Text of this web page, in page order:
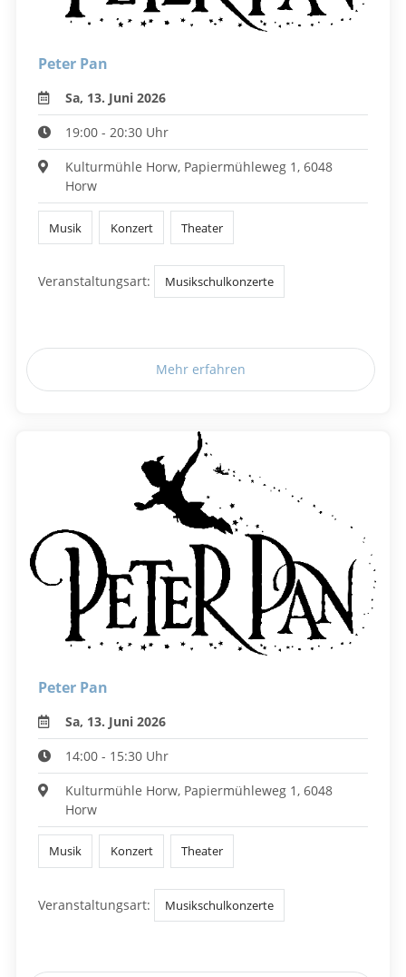
Peter Pan
Sa, 13. Juni 2026
19:00 - 20:30 Uhr
Kulturmühle Horw, Papiermühleweg 1, 6048
Horw
Musik Konzert Theater
Veranstaltungsart: Musikschulkonzerte
Mehr erfahren
Peter Pan
Sa, 13. Juni 2026
14:00 - 15:30 Uhr
Kulturmühle Horw, Papiermühleweg 1, 6048
Horw
Musik Konzert Theater
Veranstaltungsart: Musikschulkonzerte